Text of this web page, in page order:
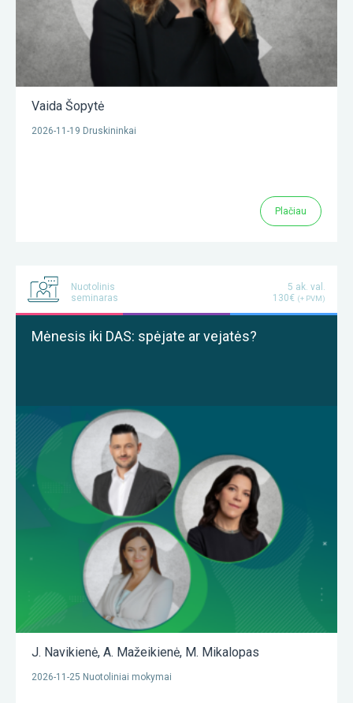
Vaida Šopytė
2026-11-19 Druskininkai
Plačiau
Nuotolinis
seminaras
5 ak. val.
130€ (+ PVM)
Mėnesis iki DAS: spėjate ar vejatės?
J. Navikienė, A. Mažeikienė, M. Mikalopas
2026-11-25 Nuotoliniai mokymai